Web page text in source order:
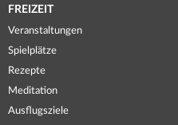
FREIZEIT
Veranstaltungen
Spielplätze
Rezepte
Meditation
Ausflugsziele